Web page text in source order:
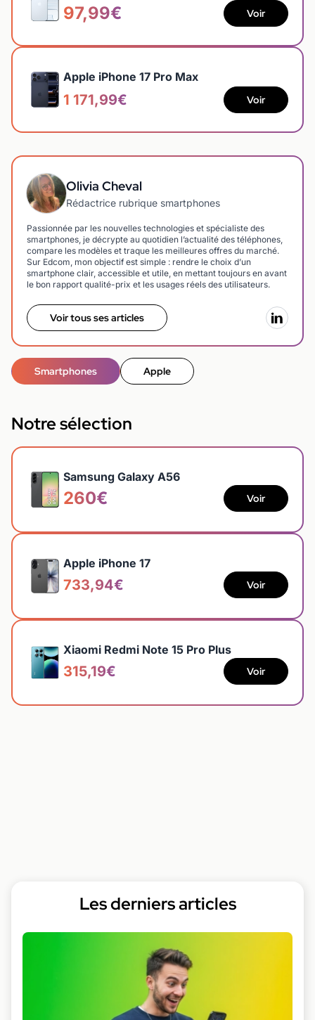
97,99€ Voir
Apple iPhone 17 Pro Max
1 171,99€ Voir
Olivia Cheval
Rédactrice rubrique smartphones
Passionnée par les nouvelles technologies et spécialiste des
smartphones, je décrypte au quotidien l’actualité des téléphones,
compare les modèles et traque les meilleures offres du marché.
Sur Edcom, mon objectif est simple : rendre le choix d’un
smartphone clair, accessible et utile, en mettant toujours en avant
le bon rapport qualité-prix et les usages réels des utilisateurs.
Voir tous ses articles
Smartphones Apple
Notre sélection
Samsung Galaxy A56
260€ Voir
Apple iPhone 17
733,94€ Voir
Xiaomi Redmi Note 15 Pro Plus
315,19€ Voir
Les derniers articles